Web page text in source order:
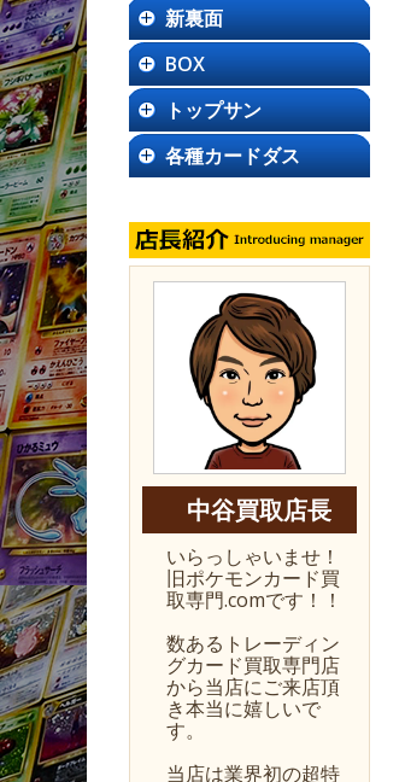
新裏面
BOX
トップサン
各種カードダス
中谷買取店長
いらっしゃいませ！
旧ポケモンカード買
取専門.comです！！
数あるトレーディン
グカード買取専門店
から当店にご来店頂
き本当に嬉しいで
す。
当店は業界初の超特